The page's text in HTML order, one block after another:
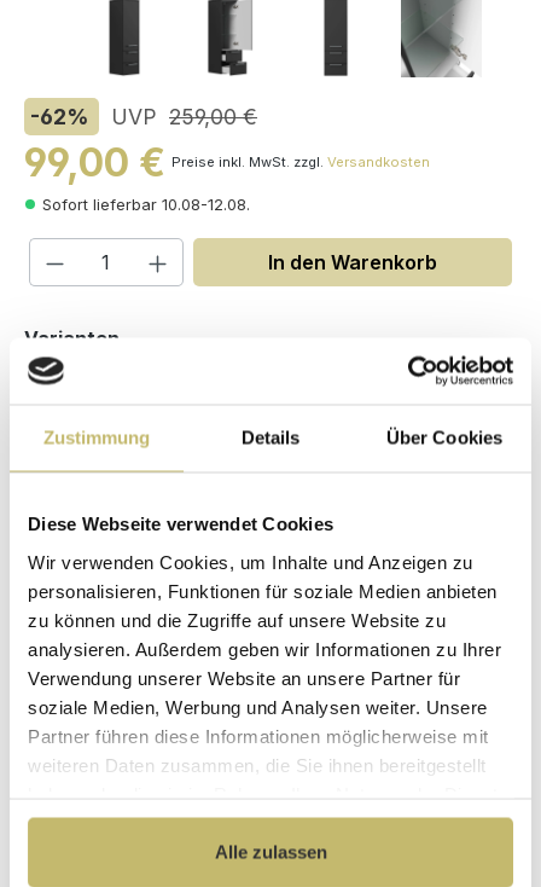
Zustimmung Details Über Cookies
Diese Webseite verwendet Cookies
Wir verwenden Cookies, um Inhalte und Anzeigen zu
personalisieren, Funktionen für soziale Medien anbieten
zu können und die Zugriffe auf unsere Website zu
analysieren. Außerdem geben wir Informationen zu Ihrer
Verwendung unserer Website an unsere Partner für
soziale Medien, Werbung und Analysen weiter. Unsere
Partner führen diese Informationen möglicherweise mit
weiteren Daten zusammen, die Sie ihnen bereitgestellt
gesammelt haben.
Alle zulassen
-62% UVP 259,00 €
99,00 € Preise inkl. MwSt. zzgl. Versandkosten
Sofort lieferbar 10.08-12.08.
Produkt Anzahl: Gib den
In den Warenkorb
Varianten
Hochwertige
Materialien
Herstellerpreis
ohne
Zwischenhändler
Kundenbetreuung
mit bester
Bewertung
Gut verpackt für
beschädigungsfreie
Lieferung
Designed in
Germany
1 Monat risikofreies
Rückgaberecht